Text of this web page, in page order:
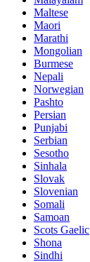
Maltese
Maori
Marathi
Mongolian
Burmese
Nepali
Norwegian
Pashto
Persian
Punjabi
Serbian
Sesotho
Sinhala
Slovak
Slovenian
Somali
Samoan
Scots Gaelic
Shona
Sindhi